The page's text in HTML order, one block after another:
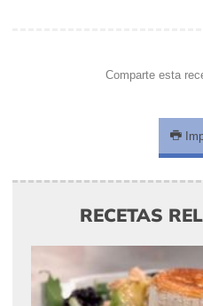
Comparte esta
RECETAS